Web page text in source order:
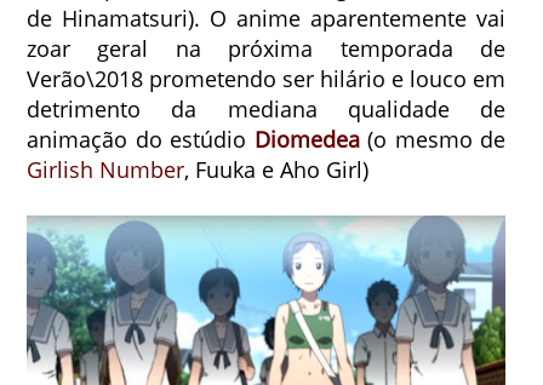
de Hinamatsuri). O anime aparentemente vai
zoar geral na próxima temporada de
Verão\2018 prometendo ser hilário e louco em
detrimento da mediana qualidade de
animação do estúdio Diomedea(o mesmo de
Girlish Number, Fuuka e Aho Girl)